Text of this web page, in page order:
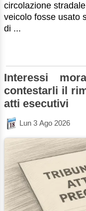
circolazione
veicolo fosse usato
di ...
Interessi
contestarli il
atti esecutivi
Lun 3 Ago 2026